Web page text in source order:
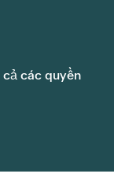
các quyền